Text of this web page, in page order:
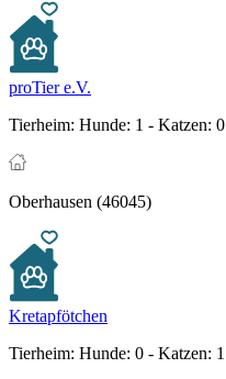
proTier e.V.
Tierheim: Hunde: 1 - Katzen: 0
Oberhausen (46045)
Kretapfötchen
Tierheim: Hunde: 0 - Katzen: 1